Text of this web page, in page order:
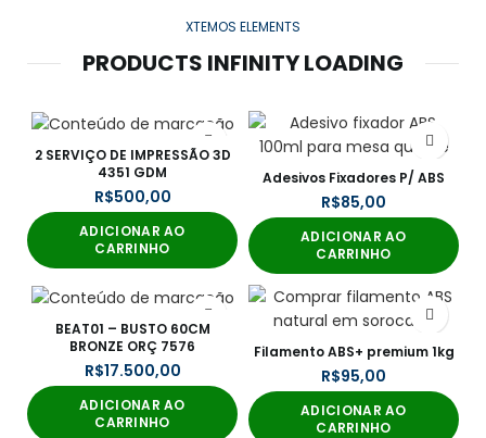
XTEMOS ELEMENTS
PRODUCTS INFINITY LOADING
2 SERVIÇO DE IMPRESSÃO 3D
4351 GDM
R$
ADICIONAR AO
CARRINHO
Adesivos Fixadores P/ ABS
R$
ADICIONAR AO
CARRINHO
BEAT01 – BUSTO 60CM
BRONZE ORÇ 7576
R$
ADICIONAR AO
CARRINHO
Filamento ABS+ premium 1kg
R$
ADICIONAR AO
CARRINHO